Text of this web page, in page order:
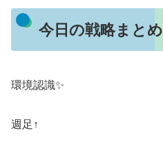
今日の戦略まとめ
環境認識✨
週足↑